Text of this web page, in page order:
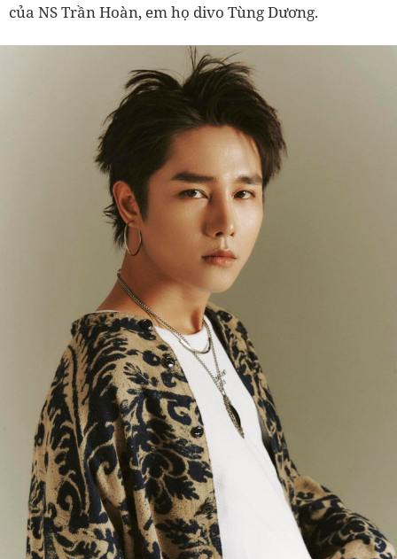
của NS Trần Hoàn, em họ divo Tùng Dương.